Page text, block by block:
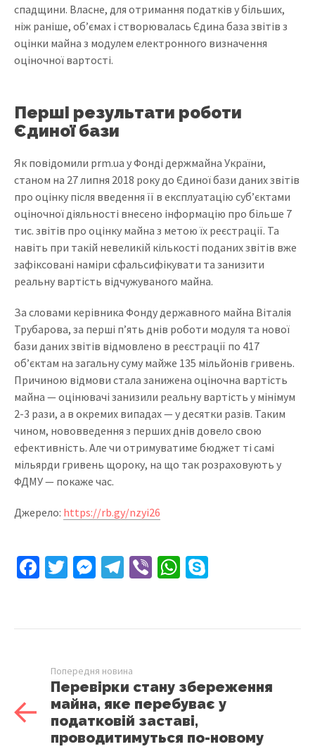
спадщини. Власне, для отримання податків у більших,
ніж раніше, об’ємах і створювалась Єдина база звітів з
оцінки майна з модулем електронного визначення
оціночної вартості.
Перші результати роботи
Єдиної бази
Як повідомили prm.ua у Фонді держмайна України,
станом на 27 липня 2018 року до Єдиної бази даних звітів
про оцінку після введення її в експлуатацію суб’єктами
оціночної діяльності внесено інформацію про більше 7
тис. звітів про оцінку майна з метою їх реєстрації. Та
навіть при такій невеликій кількості поданих звітів вже
зафіксовані наміри сфальсифікувати та занизити
реальну вартість відчужуваного майна.
За словами керівника Фонду державного майна Віталія
Трубарова, за перші п’ять днів роботи модуля та нової
бази даних звітів відмовлено в реєстрації по 417
об’єктам на загальну суму майже 135 мільйонів гривень.
Причиною відмови стала занижена оціночна вартість
майна — оцінювачі занизили реальну вартість у мінімум
2-3 рази, а в окремих випадах — у десятки разів. Таким
чином, нововведення з перших днів довело свою
ефективність. Але чи отримуватиме бюджет ті самі
мільярди гривень щороку, на що так розраховують у
ФДМУ — покаже час.
Джерело: https://rb.gy/nzyi26
Facebook
Twitter
Messenger
Telegram
ViberWhatsApp
Попередня новина
Перевірки стану збереження
майна, яке перебуває у
податковій заставі,
проводитимуться по-новому